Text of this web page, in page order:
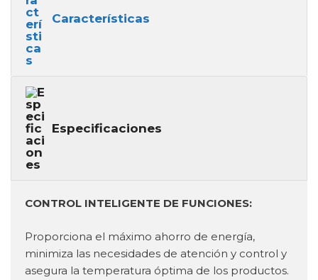
Características
Especificaciones
CONTROL INTELIGENTE DE FUNCIONES:
Proporciona el máximo ahorro de energía,
minimiza las necesidades de atención y control y
asegura la temperatura óptima de los productos.